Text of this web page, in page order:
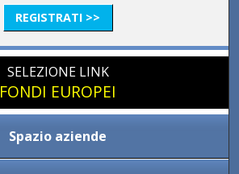
REGISTRATI >>
SELEZIONE LINK
FONDI EUROPEI
Spazio aziende